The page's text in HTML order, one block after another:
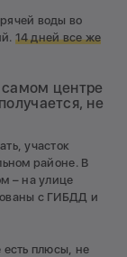
воды во
14 дней все же
центре
не
участок
районе. В
– на улице
с ГИБДД и
есть плюсы, не